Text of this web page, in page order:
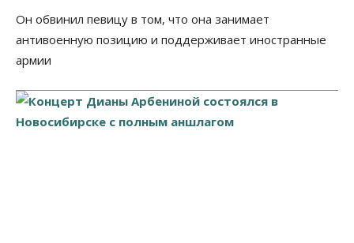
Он обвинил певицу в том, что она занимает
антивоенную позицию и поддерживает иностранные
армии